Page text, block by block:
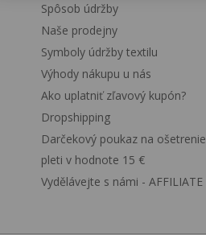
Spôsob údržby
Naše prodejny
Symboly údržby textilu
Výhody nákupu u nás
Ako uplatniť zľavový kupón?
Dropshipping
Darčekový poukaz na ošetrenie
pleti v hodnote 15 €
Vydělávejte s námi - AFFILIATE